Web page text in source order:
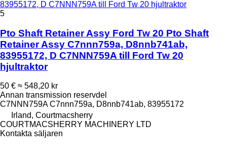
83955172, D C7NNN759A till Ford Tw 20 hjultraktor
5
Pto Shaft Retainer Assy Ford Tw 20 Pto Shaft
Retainer Assy C7nnn759a, D8nnb741ab,
83955172, D C7NNN759A till Ford Tw 20
hjultraktor
50 € ≈ 548,20 kr
Annan transmission reservdel
C7NNN759A C7nnn759a, D8nnb741ab, 83955172
Irland, Courtmacsherry
COURTMACSHERRY MACHINERY LTD
Kontakta säljaren